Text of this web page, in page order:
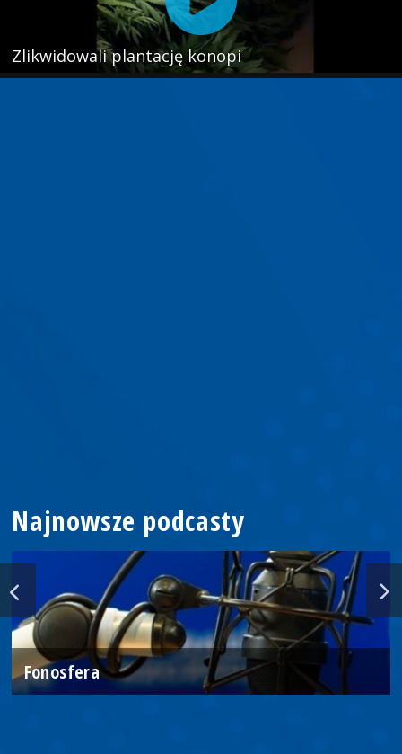
Zlikwidowali plantację konopi
Najnowsze podcasty
Fonosfera